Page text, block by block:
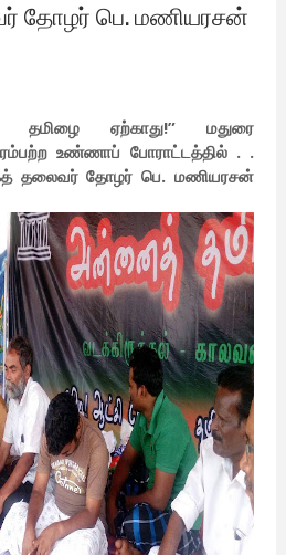
தோழர் பெ. மணியரசன்
தமிழை ஏற்காது!” மதுரை
உண்ணாப் போராட்டத்தில் . .
தலைவர் தோழர் பெ. மணியரசன்